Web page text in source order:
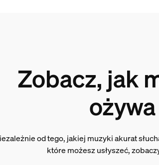
Zobacz, jak
ożywa
od tego, jakiej muzyki akurat
które możesz usłyszeć,